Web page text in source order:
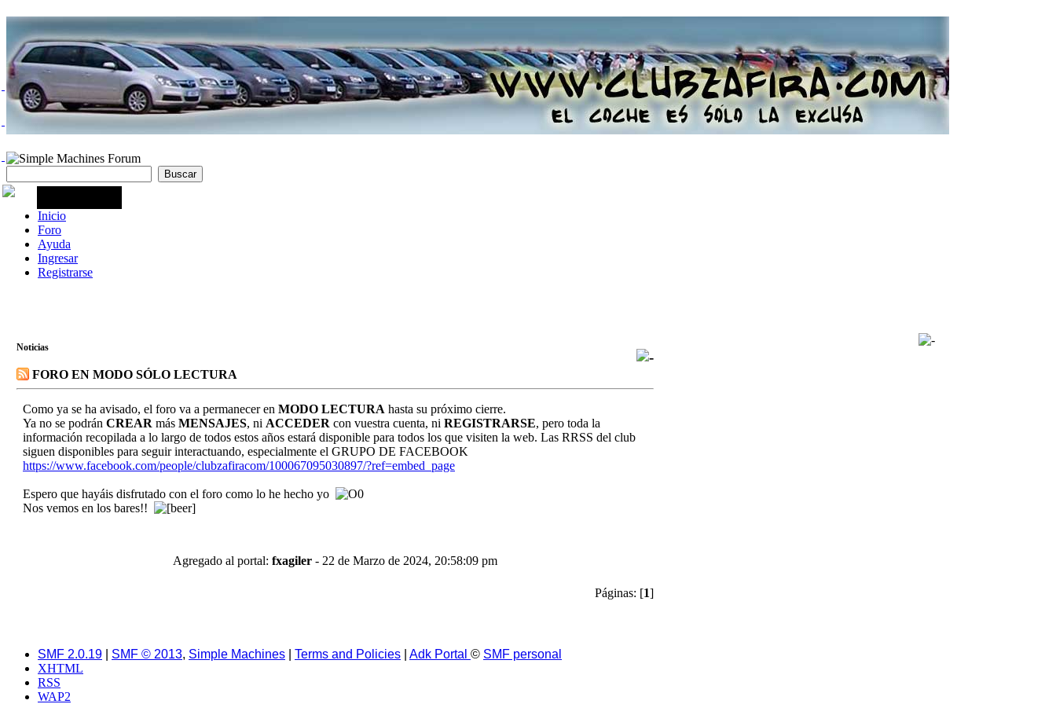
Inicio
Foro
Ayuda
Ingresar
Registrarse
Noticias
FORO EN MODO SÓLO LECTURA
Como ya se ha avisado, el foro va a permanecer en MODO LECTURA hasta su próximo cierre.
Ya no se podrán CREAR más MENSAJES, ni ACCEDER con vuestra cuenta, ni REGISTRARSE, pero toda la
información recopilada a lo largo de todos estos años estará disponible para todos los que visiten la web. Las RRSS del club
siguen disponibles para seguir interactuando, especialmente el GRUPO DE FACEBOOK
https://www.facebook.com/people/clubzafiracom/100067095030897/?ref=embed_page
Espero que hayáis disfrutado con el foro como lo he hecho yo
Nos vemos en los bares!!
Agregado al portal: fxagiler - 22 de Marzo de 2024, 20:58:09 pm
Páginas: [1]
SMF 2.0.19 SMF © 2013, Simple Machines Terms and Policies Adk Portal © SMF personal
XHTML
RSS
WAP2